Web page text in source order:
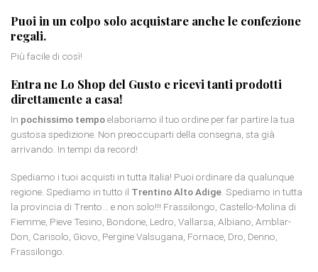
Puoi in un colpo solo acquistare anche le confezione
regali.
Più facile di così!
Entra ne Lo Shop del Gusto e ricevi tanti prodotti
direttamente a casa!
In pochissimo tempoelaboriamo il tuo ordine per far partire la tua
gustosa spedizione. Non preoccuparti della consegna, sta già
arrivando. In tempi da record!
Spediamo i tuoi acquisti in tutta Italia! Puoi ordinare da qualunque
regione. Spediamo in tutto il Trentino Alto Adige . Spediamo in tutta
la provincia di Trento… e non solo!!! Frassilongo, Castello-Molina di
Fiemme, Pieve Tesino, Bondone, Ledro, Vallarsa, Albiano, Amblar-
Don, Carisolo, Giovo, Pergine Valsugana, Fornace, Dro, Denno,
Frassilongo.